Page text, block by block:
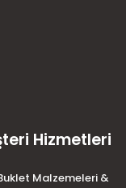
Hizmetleri
Malzemeleri &